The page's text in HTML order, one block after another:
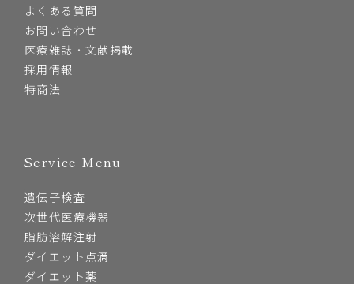
よくある質問
お問い合わせ
医療雑誌・文献掲載
採用情報
特商法
Service Menu
遺伝子検査
次世代医療機器
脂肪溶解注射
ダイエット点滴
ダイエット薬